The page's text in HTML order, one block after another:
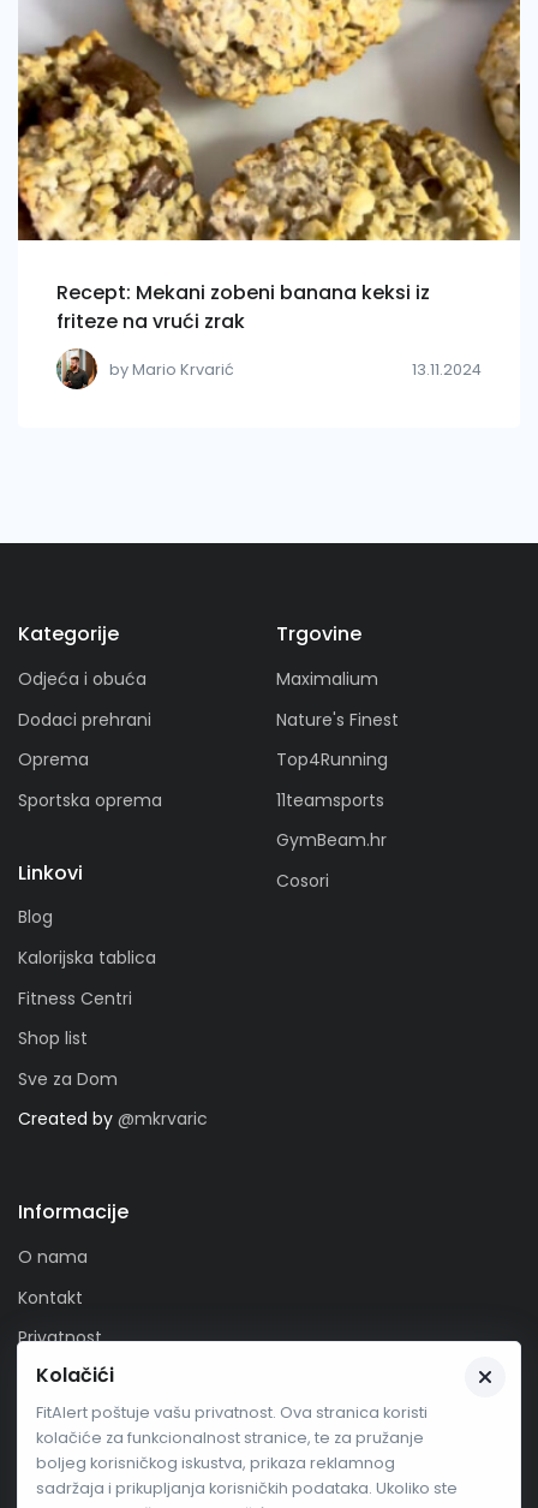
Recept: Mekani zobeni banana keksi iz
friteze na vrući zrak
by Mario Krvarić 13.11.2024
Kategorije
Odjeća i obuća
Dodaci prehrani
Oprema
Sportska oprema
Linkovi
Blog
Kalorijska tablica
Fitness Centri
Shop list
Sve za Dom
Created by @mkrvaric
Trgovine
Maximalium
Nature's Finest
Top4Running
11teamsports
GymBeam.hr
Cosori
Informacije
O nama
Kontakt
Privatnost
Zaprati nas
Kolačići
FitAlert poštuje vašu privatnost. Ova stranica koristi
kolačiće za funkcionalnost stranice, te za pružanje
boljeg korisničkog iskustva, prikaza reklamnog
sadržaja i prikupljanja korisničkih podataka. Ukoliko ste